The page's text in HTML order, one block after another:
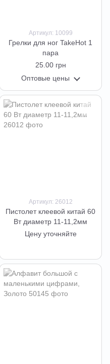
Артикул: 10099
Грелки для ног TakeHot 1
пара
25.00 грн
Оптовые цены
Артикул: 26012
Пистолет клеевой китай 60
Вт диаметр 11-11,2мм
Цену уточняйте